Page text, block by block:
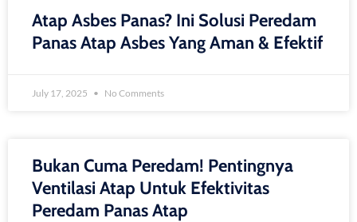
Atap Asbes Panas? Ini Solusi Peredam
Panas Atap Asbes Yang Aman & Efektif
July 17, 2025 No Comments
Bukan Cuma Peredam! Pentingnya
Ventilasi Atap Untuk Efektivitas
Peredam Panas Atap